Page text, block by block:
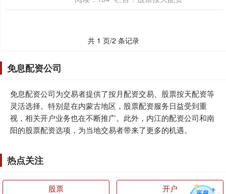
共 1 页/2 条记录
免息配资公司
免息配资公司为交易者提供了按月配资交易、股票按天配资等
灵活选择。特别是在内蒙古地区，股票配资服务日益受到重
视，相关开户业务也在不断推广。此外，内江的配资公司和南
阳的股票配资选项，为当地交易者带来了更多的机遇。
热点关注
股票 开户